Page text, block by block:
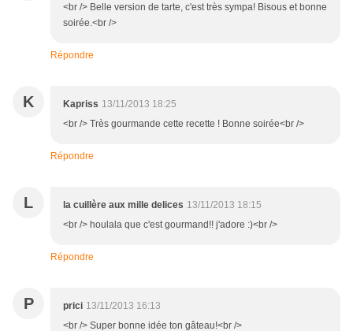
<br /> Belle version de tarte, c'est très sympa! Bisous et bonne
soirée.<br />
Répondre
K Kapriss 13/11/2013 18:25
<br /> Très gourmande cette recette ! Bonne soirée<br />
Répondre
L la cuillère aux mille delices 13/11/2013 18:15
<br /> houlala que c'est gourmand!! j'adore :)<br />
Répondre
P prici 13/11/2013 16:13
<br /> Super bonne idée ton gâteau!<br />